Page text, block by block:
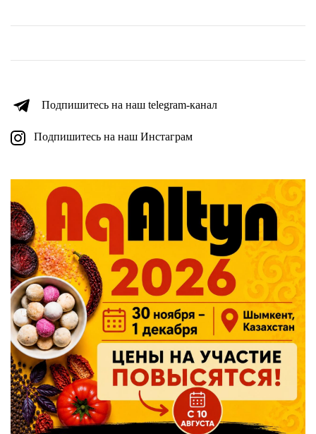
Подпишитесь на наш telegram-канал
Подпишитесь на наш Инстаграм